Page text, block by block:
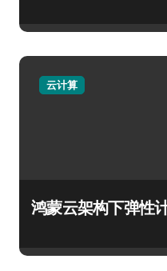
云计算
鸿蒙云架构下弹性